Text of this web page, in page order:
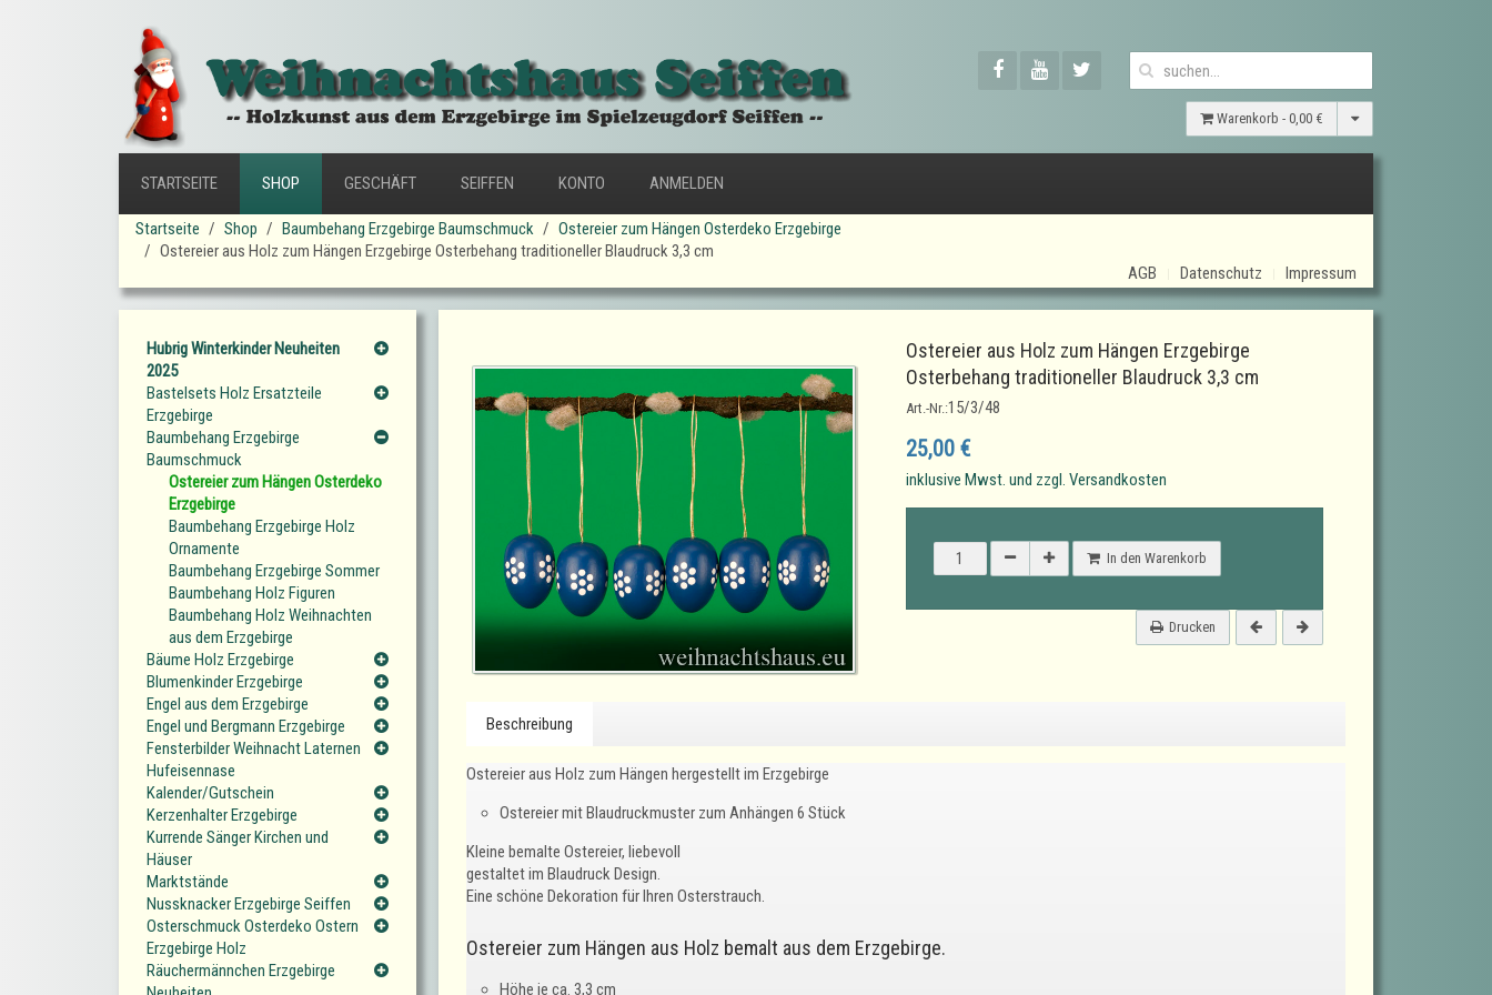
Warenkorb - 0,00 €
STARTSEITE SHOP GESCHÄFT SEIFFEN KONTO ANMELDEN
Startseite Shop Baumbehang Erzgebirge Baumschmuck
Ostereier zum Hängen Osterdeko Erzgebirge
Ostereier aus Holz zum Hängen Erzgebirge Osterbehang traditioneller Blaudruck 3,3 cm
AGB
Datenschutz Impressum
Ostereier aus Holz zum Hängen Erzgebirge
Osterbehang traditioneller Blaudruck 3,3 cm
Art.-Nr.:15/3/48
25,00 €
inklusive Mwst. und zzgl. Versandkosten
In den Warenkorb
Drucken
Beschreibung
Ostereier aus Holz zum Hängen hergestellt im Erzgebirge
Ostereier mit Blaudruckmuster zum Anhängen 6 Stück
Kleine bemalte Ostereier, liebevoll
gestaltet im Blaudruck Design.
Eine schöne Dekoration für Ihren Osterstrauch.
Ostereier zum Hängen aus Holz bemalt aus dem Erzgebirge.
Höhe je ca. 3,3 cm
Hubrig Winterkinder Neuheiten
2025
Bastelsets Holz Ersatzteile
Erzgebirge
Baumbehang Erzgebirge
Baumschmuck
Ostereier zum Hängen Osterdeko
Erzgebirge
Baumbehang Erzgebirge Holz
Ornamente
Baumbehang Erzgebirge Sommer
Baumbehang Holz Figuren
Baumbehang Holz Weihnachten
aus dem Erzgebirge
Bäume Holz Erzgebirge
Blumenkinder Erzgebirge
Engel aus dem Erzgebirge
Engel und Bergmann Erzgebirge
Fensterbilder Weihnacht Laternen
Hufeisennase
Kalender/Gutschein
Kerzenhalter Erzgebirge
Kurrende Sänger Kirchen und
Häuser
Marktstände
Nussknacker Erzgebirge Seiffen
Osterschmuck Osterdeko Ostern
Erzgebirge Holz
Räuchermännchen Erzgebirge